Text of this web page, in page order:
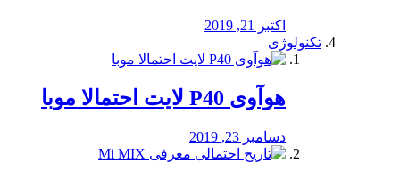
اکتبر 21, 2019
تکنولوژی
هوآوی P40 لایت احتمالا موبا
دسامبر 23, 2019